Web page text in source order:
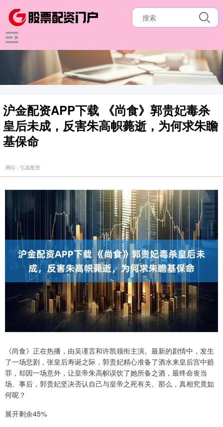
沪金配资APP下载 《尚食》郭贵妃毒杀
皇后未成，反害朱高帜薨逝，为何求朱瞻
基保命
网站：弘益配资
《尚食》正在热播，由吴谨言和许凯领衔主演。最新的剧情中，发生
了一场悲剧，张皇后寿诞之际，郭贵妃精心准备了酒水来皇后宫中赔
罪，却因一场意外，让皇帝朱高帜误饮了她所备之酒，最终命丧当
场。事后，郭贵妃坚决否认自己与皇帝之死有关。那么，真相究竟如
何呢？
展开剩余45%